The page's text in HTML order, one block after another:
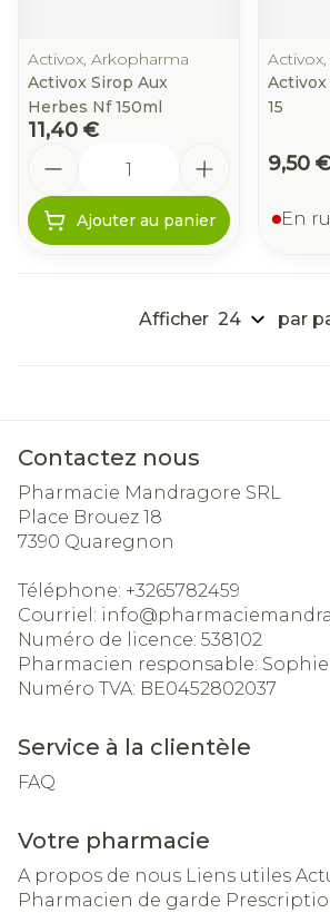
Activox, Arkopharma
Activox Sirop Aux
Herbes Nf 150ml
11,40 €
Ajouter au panier
Activox
15
9,50 €
En
Afficher par
Contactez nous
Pharmacie Mandragore SRL
Place Brouez 18
7390 Quaregnon
Téléphone: +3265782459
Courriel: info@
Numéro de licence: 538102
Pharmacien responsable:
Numéro TVA: BE0452802037
Service à la clientèle
FAQ
Votre pharmacie
A propos de nous Liens utiles
Pharmacien de garde